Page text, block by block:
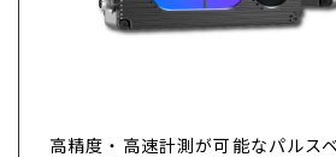
高精度・高速計測が可能なパルス